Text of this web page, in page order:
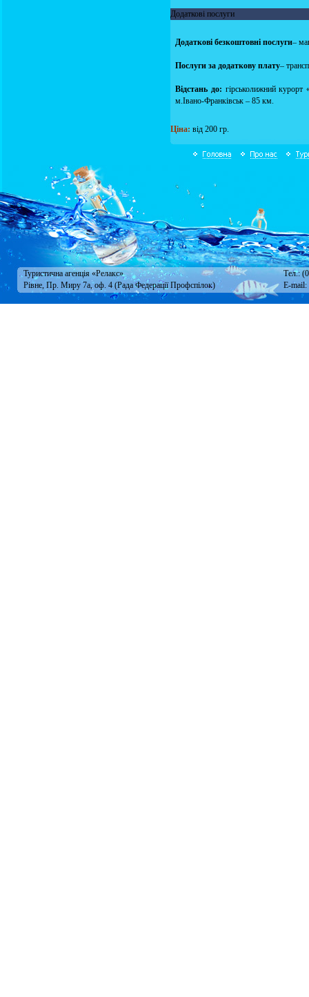
Додаткові послуги
Додаткові безкоштовні послуги–
Послуги за додаткову плату–
Відстань до: гірськолижний
м.Івано-Франківськ – 85 км.
Ціна: від 200 гр.
Туристична агенція «Релакс»
Тел.:
Рівне, Пр. Миру 7а, оф. 4 (Рада Федерації Профспілок)
E-mail: